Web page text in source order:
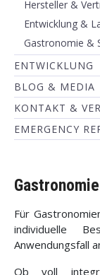
Hersteller &
Entwicklung &
Gastronomie &
ENTWICKLUNG
BLOG & MEDIA
KONTAKT &
EMERGENCY
Gastronomie
Für
individuelle
Anwendungsfall
Ob voll